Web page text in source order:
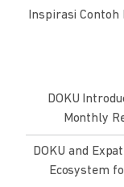
Inspirasi
DOKU
Monthly
DOKU and
Ecosystem